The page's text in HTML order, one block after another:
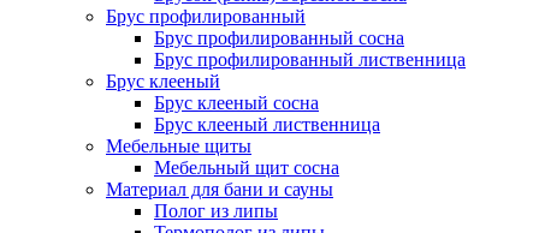
Брус профилированный
Брус профилированный сосна
Брус профилированный лиственница
Брус клееный
Брус клееный сосна
Брус клееный лиственница
Мебельные щиты
Мебельный щит сосна
Материал для бани и сауны
Полог из липы